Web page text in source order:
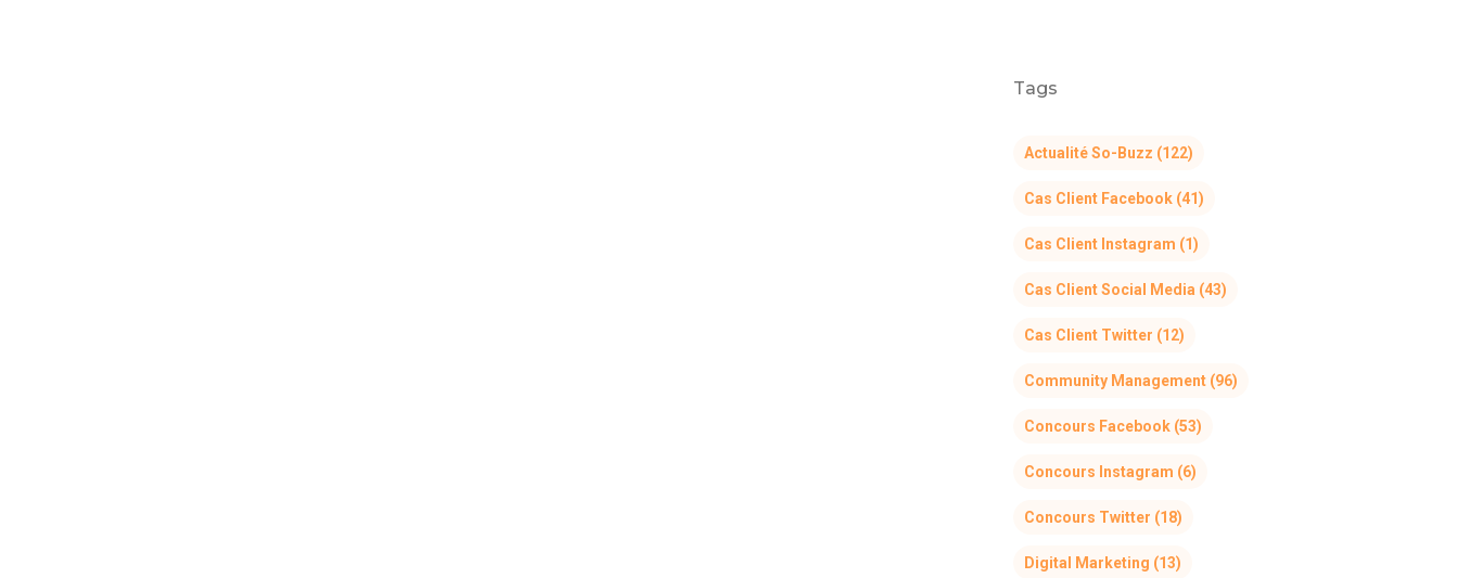
Tags
Actualité So-Buzz (122)
Cas Client Facebook(41)
Cas Client Instagram (1)
Cas Client Social Media (43)
Cas Client Twitter (12)
Community Management(96)
Concours Facebook(53)
Concours Instagram (6)
Concours Twitter (18)
Digital Marketing (13)